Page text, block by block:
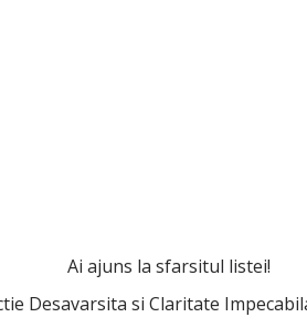
Desavarsita si Claritate
Ai ajuns la sfarsitul listei!